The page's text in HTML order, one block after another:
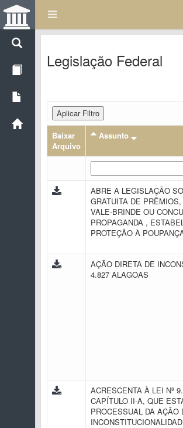
Legislação Federal
Aplicar Filtro
Baixar
Arquivo
Assunto
ABRE A LEGISLAÇÃO
GRATUITA DE
VALE-BRINDE OU
PROPAGANDA ,
PROTEÇÃO À
AÇÃO DIRETA DE
4.827 ALAGOAS
ACRESCENTA À LEI Nº
CAPÍTULO II-A, QUE
PROCESSUAL DA AÇÃO